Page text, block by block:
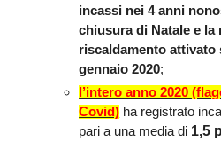
incassi nei 4 anni
chiusura di Natale e la
riscaldamento attivato
gennaio 2020;
l’intero anno 2020
Covid) ha registrato
pari a una media di 1,5